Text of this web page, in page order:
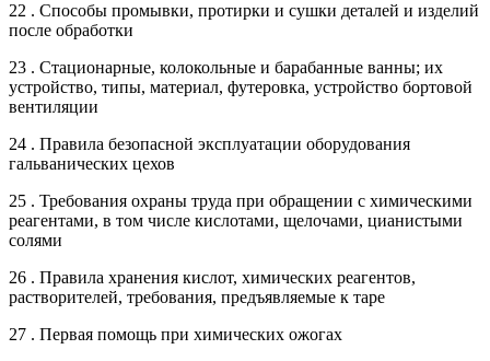
22 . Способы промывки, протирки и сушки деталей и изделий
после обработки
23 . Стационарные, колокольные и барабанные ванны; их
устройство, типы, материал, футеровка, устройство бортовой
вентиляции
24 . Правила безопасной эксплуатации оборудования
гальванических цехов
25 . Требования охраны труда при обращении с химическими
реагентами, в том числе кислотами, щелочами, цианистыми
солями
26 . Правила хранения кислот, химических реагентов,
растворителей, требования, предъявляемые к таре
27 . Первая помощь при химических ожогах